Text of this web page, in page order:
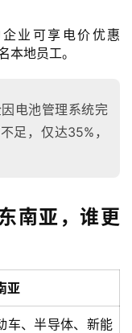
业可享电价优惠
本地员工。
电池管理系统完
足，仅达35%，
南亚，谁更
亚
车、半导体、新能